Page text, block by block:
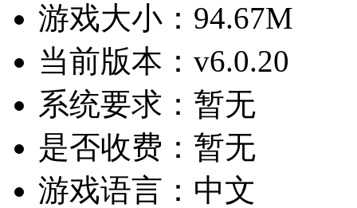
游戏大小： 94.67M
当前版本： v6.0.20
系统要求： 暂无
是否收费： 暂无
游戏语言： 中文